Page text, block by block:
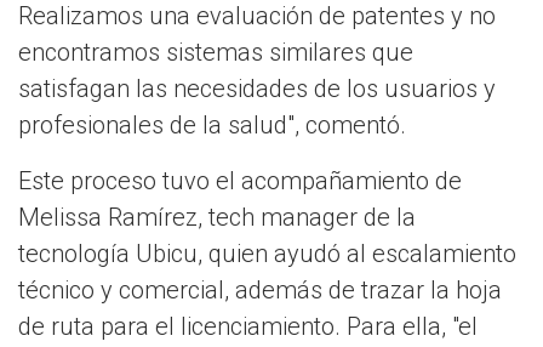
Realizamos una evaluación de patentes y no
encontramos sistemas similares que
satisfagan las necesidades de los usuarios y
profesionales de la salud", comentó.
Este proceso tuvo el acompañamiento de
Melissa Ramírez, tech manager de la
tecnología Ubicu, quien ayudó al escalamiento
técnico y comercial, además de trazar la hoja
de ruta para el licenciamiento. Para ella, "el